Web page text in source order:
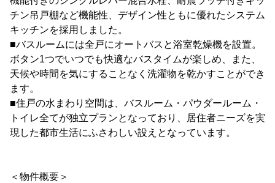
チン吊戸棚など機能性、デザイン性ともに優れたシステム
キッチンを採用しました。
■バスルームには全戸にオートバスと浴室乾燥機を設置。
ボタン1つでいつでも快適なバスタイムが楽しめ、また、
天候や時間を気にすることなく洗濯物を乾かすことができ
ます。
■住戸の水まわり空間は、バスルーム・パウダールーム・
トイレ全てが独立プランとなっており、居住者ニーズを実
現した都市生活にふさわしい設えとなっています。
＜物件概要＞